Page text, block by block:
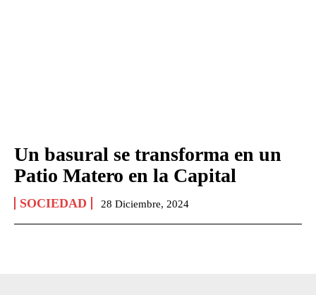
Un basural se transforma en un
Patio Matero en la Capital
SOCIEDAD 28 Diciembre, 2024